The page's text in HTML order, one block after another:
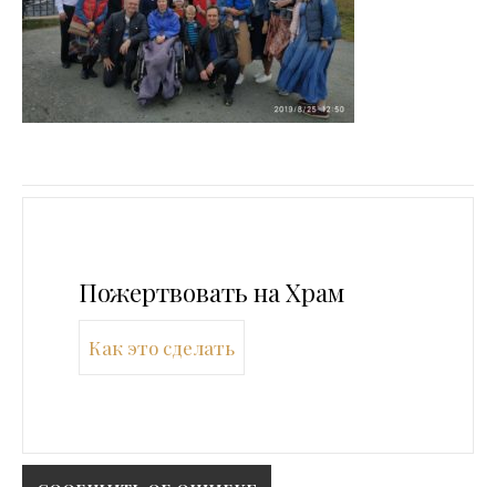
Пожертвовать на Храм
Как это сделать